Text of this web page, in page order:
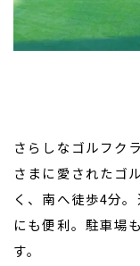
さらしなゴルフク
さまに愛されたゴ
く、南へ徒歩4分
にも便利。駐車場
す。